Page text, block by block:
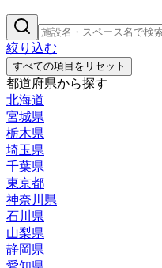
絞り込む
すべての項目をリセット
都道府県から探す
北海道
宮城県
栃木県
埼玉県
千葉県
東京都
神奈川県
石川県
山梨県
静岡県